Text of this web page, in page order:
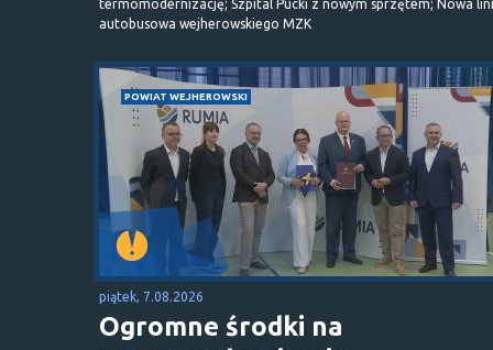
termomodernizację; Szpital Pucki z nowym sprzętem; Nowa
autobusowa wejherowskiego MZK
POWIAT WEJHEROWSKI
piątek, 7.08.2026
Ogromne środki na